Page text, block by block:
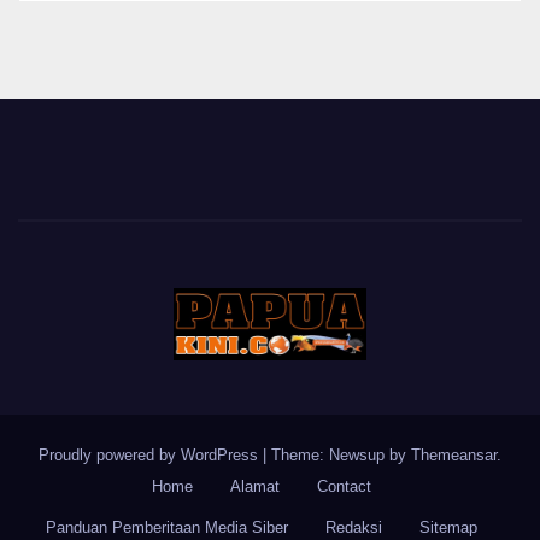
Proudly powered by WordPress Theme: Newsup by Themeansar.
Home
Alamat Contact
Panduan Pemberitaan Media Siber Redaksi Sitemap